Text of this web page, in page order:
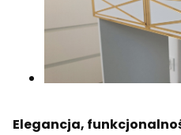
Elegancja,